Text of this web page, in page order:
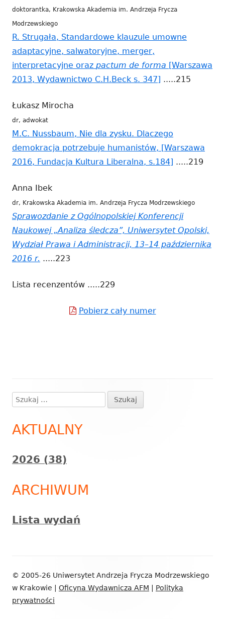
w
oknie
doktorantka, Krakowska Akademia im. Andrzeja Frycza
Modrzewskiego
R. Strugała, Standardowe klauzule umowne
adaptacyjne, salwatoryjne, merger,
interpretacyjne oraz pactum de forma [Warszawa
2013, Wydawnictwo C.H.Beck s. 347] Strona
nowym
oknie
.....215
Łukasz Mirocha
dr, adwokat
M.C. Nussbaum, Nie dla zysku. Dlaczego
demokracja potrzebuje humanistów, [Warszawa
2016, Fundacja Kultura Liberalna, s.184] Strona
w
nowym
oknie
.....219
Anna Ibek
dr, Krakowska Akademia im. Andrzeja Frycza Modrzewskiego
Sprawozdanie z Ogólnopolskiej Konferencji
Naukowej „Analiza śledcza”, Uniwersytet Opolski,
Wydział Prawa i Administracji, 13–14 października
2016 r. Strona
się
.....223
Lista recenzentów .....229
Pobierz cały numerStrona
Główny
panel
Szukaj:
AKTUALNY
2026 (38)
ARCHIWUM
Lista wydań
stopki
© 2005-26 Uniwersytet Andrzeja Frycza Modrzewskiego
w Krakowie | Oficyna Wydawnicza AFM
Polityka
prywatności